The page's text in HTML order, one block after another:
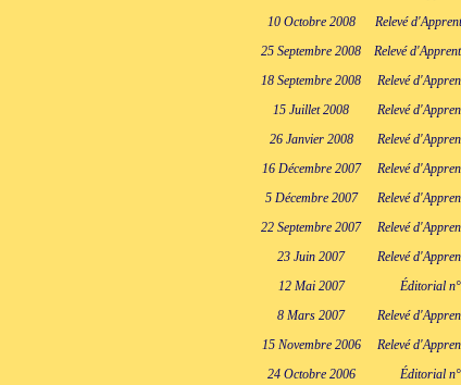
10 Octobre 2008
Relevé
25 Septembre 2008
Relevé
18 Septembre 2008
Relevé
15 Juillet 2008
Relevé
26 Janvier 2008
Relevé
16 Décembre 2007
Relevé
5 Décembre 2007
Relevé
22 Septembre 2007
Relevé
23 Juin 2007
Relevé
12 Mai 2007
Éditorial
8 Mars 2007
Relevé
15 Novembre 2006
Relevé
24 Octobre 2006
Éditorial